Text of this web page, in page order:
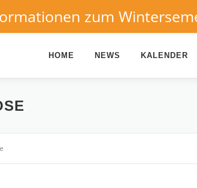
HOME NEWS KALENDER
zum